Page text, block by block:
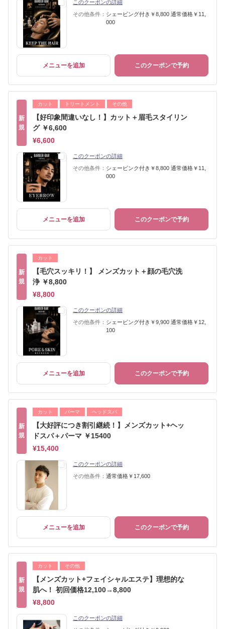
このクーポンの詳細
その他条件： シェービング付き￥8,800 通常価格￥11,
000
メニューを追加 このクーポンで予約
新
規
カット トリートメント その他
【好印象間違いなし！】カット＋眉毛スタイリン
グ ￥6,600
¥6,600
このクーポンの詳細
その他条件： シェービンク付き￥8,800 通常価格￥11,
000
メニューを追加 このクーポンで予約
新
規
カット
【毛穴スッキリ！】 メンズカット＋顔の毛穴洗
浄 ￥8,800
¥8,800
このクーポンの詳細
その他条件： シェービング付き￥9,900 通常価格￥12,
100
メニューを追加 このクーポンで予約
新
規
カット パーマ ヘッドスパ
【大好評につき割引継続！】メンズカット+ヘッ
ドスパ＋パーマ ￥15400
¥15,400
このクーポンの詳細
その他条件： 通常価格￥17,600
メニューを追加 このクーポンで予約
新
規
カット その他
【メンズカット+フェイシャルエステ】理想的な
肌へ！ 初回価格12,100→8,800
¥8,800
このクーポンの詳細